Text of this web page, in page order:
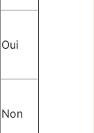
Oui
Non